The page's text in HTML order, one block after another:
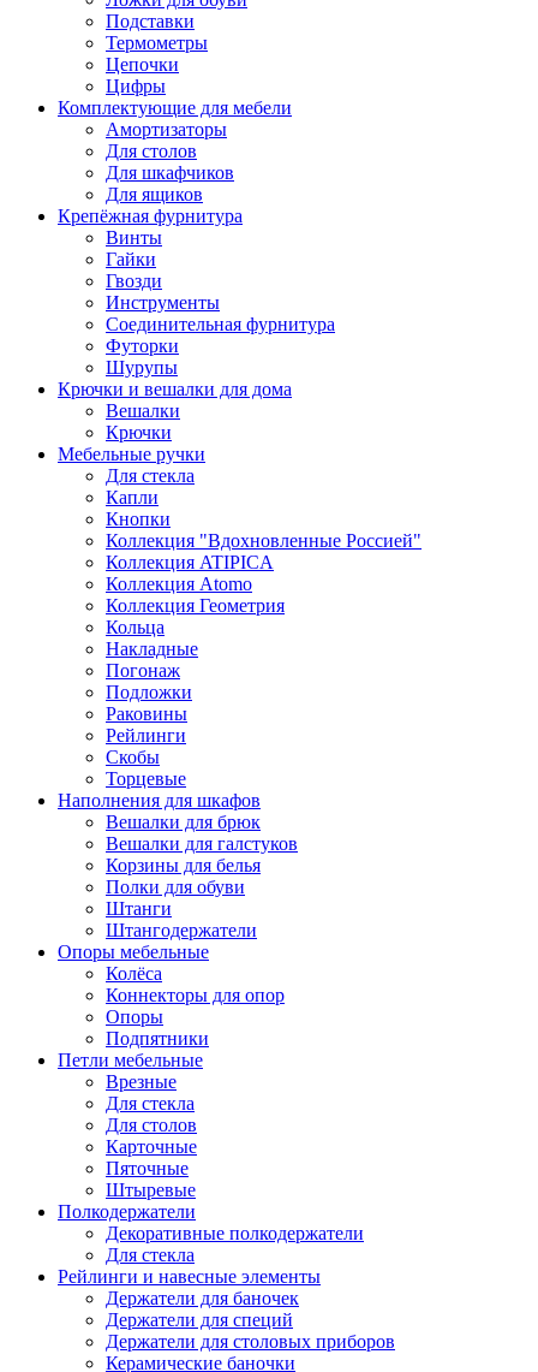
Подставки
Термометры
Цепочки
Цифры
Комплектующие для мебели
Амортизаторы
Для столов
Для шкафчиков
Для ящиков
Крепёжная фурнитура
Винты
Гайки
Гвозди
Инструменты
Соединительная фурнитура
Футорки
Шурупы
Крючки и вешалки для дома
Вешалки
Крючки
Мебельные ручки
Для стекла
Капли
Кнопки
Коллекция "Вдохновленные Россией"
Коллекция ATIPICA
Коллекция Atomo
Коллекция Геометрия
Кольца
Накладные
Погонаж
Подложки
Раковины
Рейлинги
Скобы
Торцевые
Наполнения для шкафов
Вешалки для брюк
Вешалки для галстуков
Корзины для белья
Полки для обуви
Штанги
Штангодержатели
Опоры мебельные
Колёса
Коннекторы для опор
Опоры
Подпятники
Петли мебельные
Врезные
Для стекла
Для столов
Карточные
Пяточные
Штыревые
Полкодержатели
Декоративные полкодержатели
Для стекла
Рейлинги и навесные элементы
Держатели для баночек
Держатели для специй
Держатели для столовых приборов
Керамические баночки